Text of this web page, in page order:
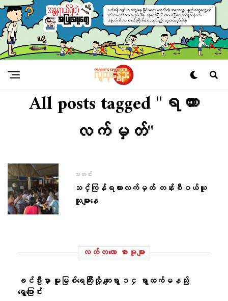
All posts tagged "ရထား
လက်မှတ်"
သတင်း
သင်္ကြန်ရထားလက်မှတ် တန်းစီဝယ်ယူ
သူများနေ
လတ်တ‌လော စာမူများ
ခင်ဦးမှာ မူးမြစ်ရေကြီးလို့ ကျေးရွာ ၁၄ ရွာထက်မနည်း
ရွှေ့ပြောင်း